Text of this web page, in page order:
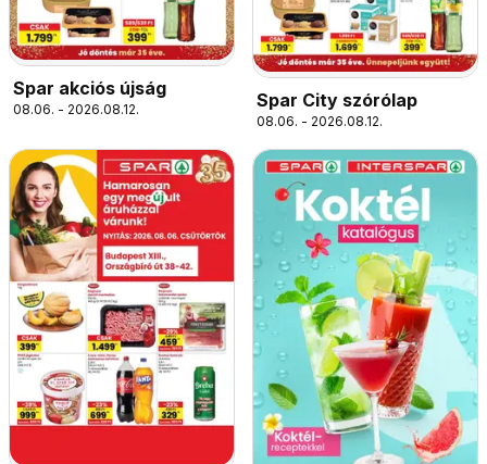
Spar akciós újság
08.06. - 2026.08.12. Spar City szórólap
08.06. - 2026.08.12.